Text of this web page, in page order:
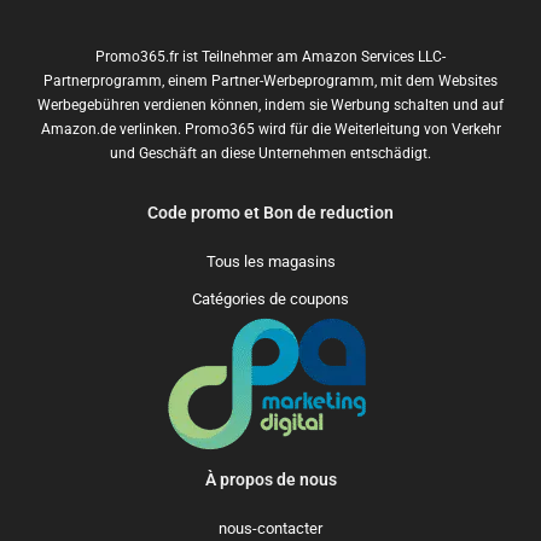
Promo365.fr ist Teilnehmer am Amazon Services LLC-
Partnerprogramm, einem Partner-Werbeprogramm, mit dem Websites
Werbegebühren verdienen können, indem sie Werbung schalten und auf
Amazon.de verlinken. Promo365 wird für die Weiterleitung von Verkehr
und Geschäft an diese Unternehmen entschädigt.
Code promo et Bon de reduction
Tous les magasins
Catégories de coupons
À propos de nous
nous-contacter